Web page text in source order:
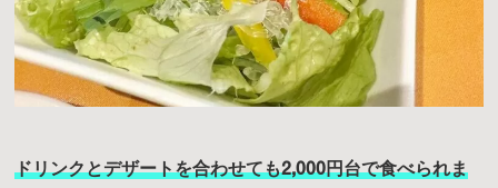
ドリンクとデザートを合わせても2,000円台で食べられま